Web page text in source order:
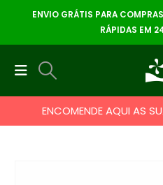
ENVIO GRÁTIS PARA
RÁPIDAS EM
ENCOMENDE AQUI AS